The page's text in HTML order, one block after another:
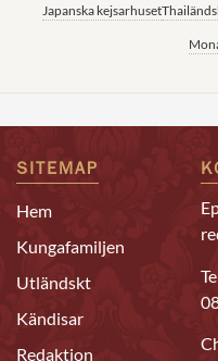
Japanska kejsarhuset
SITEMAP
Hem
Kungafamiljen
Utländskt
Kändisar
Redaktion